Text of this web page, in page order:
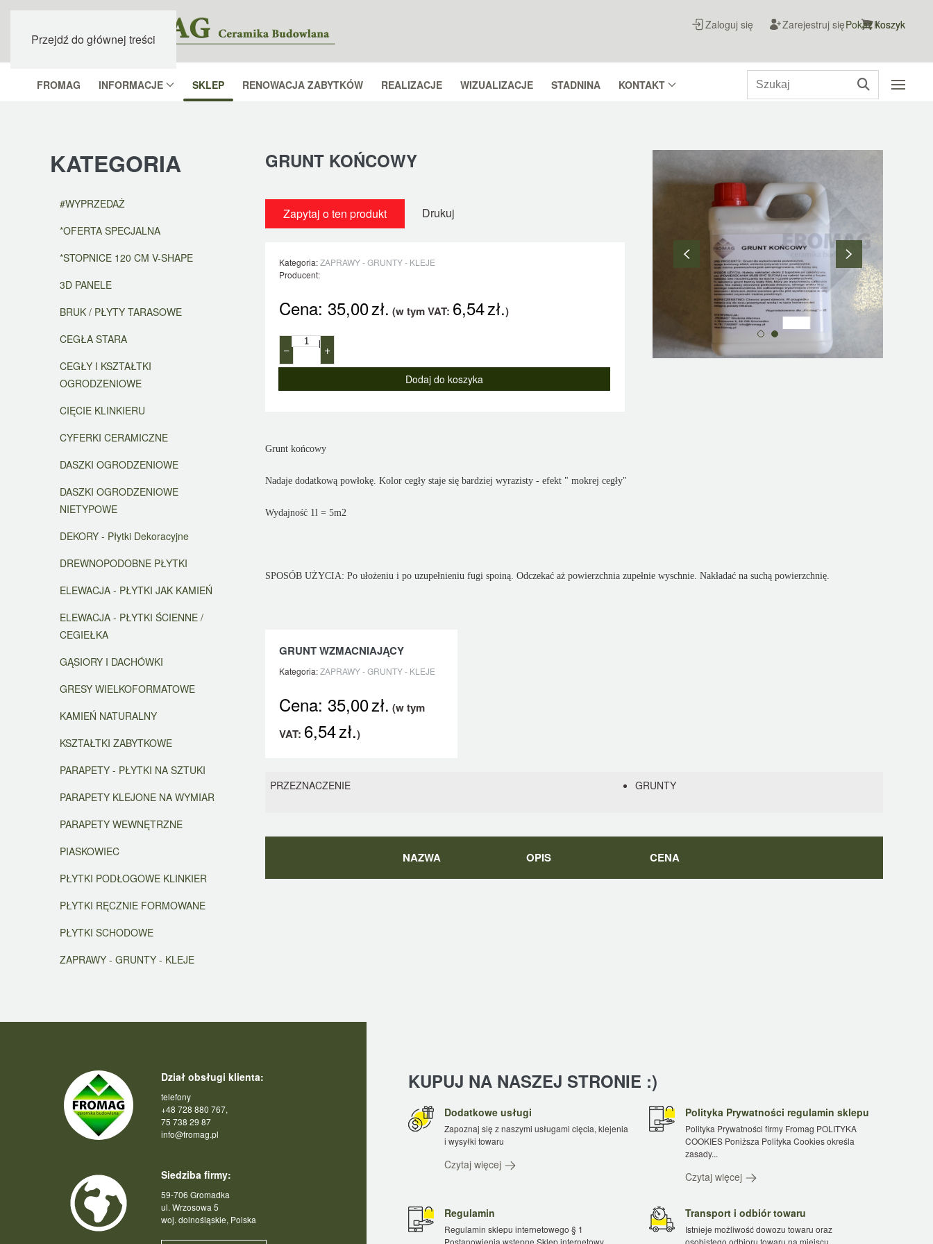
Przejdź do głównej treści
Zaloguj się Zarejestruj się Koszyk
Pokaż koszyk
FROMAG INFORMACJE SKLEP RENOWACJA ZABYTKÓW REALIZACJE WIZUALIZACJE STADNINA KONTAKT
GRUNT KOŃCOWY
Zapytaj o ten produkt Drukuj
Kategoria:ZAPRAWY - GRUNTY - KLEJE
Producent:
Cena: 35,00zł. (w tym VAT: 6,54zł.)
− l +
Grunt końcowy
Nadaje dodatkową powłokę. Kolor cegły staje się bardziej wyrazisty - efekt " mokrej cegły"
Wydajność 1l = 5m2
SPOSÓB UŻYCIA: Po ułożeniu i po uzupełnieniu fugi spoiną. Odczekać aż powierzchnia zupełnie wyschnie. Nakładać na suchą powierzchnię.
GRUNT WZMACNIAJĄCY
Kategoria:ZAPRAWY - GRUNTY - KLEJE
Cena: 35,00zł. (w tym
VAT: 6,54zł.)
PRZEZNACZENIE GRUNTY
NAZWA OPIS CENA
KATEGORIA
#WYPRZEDAŻ
*OFERTA SPECJALNA
*STOPNICE 120 CM V-SHAPE
3D PANELE
BRUK / PŁYTY TARASOWE
CEGŁA STARA
CEGŁY I KSZTAŁTKI
OGRODZENIOWE
CIĘCIE KLINKIERU
CYFERKI CERAMICZNE
DASZKI OGRODZENIOWE
DASZKI OGRODZENIOWE
NIETYPOWE
DEKORY - Płytki Dekoracyjne
DREWNOPODOBNE PŁYTKI
ELEWACJA - PŁYTKI JAK KAMIEŃ
ELEWACJA - PŁYTKI ŚCIENNE /
CEGIEŁKA
GĄSIORY I DACHÓWKI
GRESY WIELKOFORMATOWE
KAMIEŃ NATURALNY
KSZTAŁTKI ZABYTKOWE
PARAPETY - PŁYTKI NA SZTUKI
PARAPETY KLEJONE NA WYMIAR
PARAPETY WEWNĘTRZNE
PIASKOWIEC
PŁYTKI PODŁOGOWE KLINKIER
PŁYTKI RĘCZNIE FORMOWANE
PŁYTKI SCHODOWE
ZAPRAWY - GRUNTY - KLEJE
Dział obsługi klienta:
telefony
+48 728 880 767,
75 738 29 87
info@fromag.pl
Siedziba firmy:
59-706 Gromadka
ul. Wrzosowa 5
woj. dolnośląskie, Polska
KUPUJ NA NASZEJ STRONIE :)
Dodatkowe usługi
Zapoznaj się z naszymi usługami cięcia, klejenia
i wysyłki towaru
Czytaj więcej
Polityka Prywatności regulamin sklepu
Polityka Prywatności firmy Fromag POLITYKA
COOKIES Poniższa Polityka Cookies określa
zasady...
Czytaj więcej
Regulamin
Regulamin sklepu internetowego § 1
Postanowienia wstępne Sklep internetowy,
Transport i odbiór towaru
Istnieje możliwość dowozu towaru oraz
osobistego odbioru towaru na miejscu.